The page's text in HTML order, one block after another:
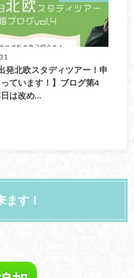
発北欧スタディツアー！申
ています！】ブログ第4
は改め…
ます！